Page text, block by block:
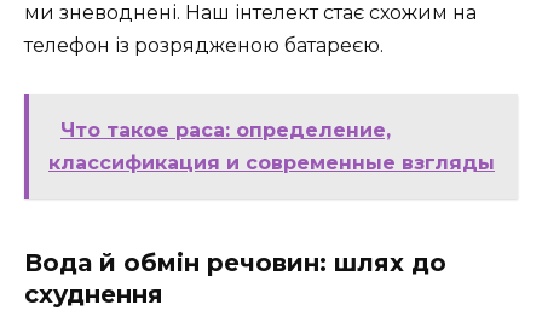
ми зневоднені. Наш інтелект стає схожим на
телефон із розрядженою батареєю.
Что такое раса: определение,
классификация и современные взгляды
Вода й обмін речовин: шлях до
схуднення